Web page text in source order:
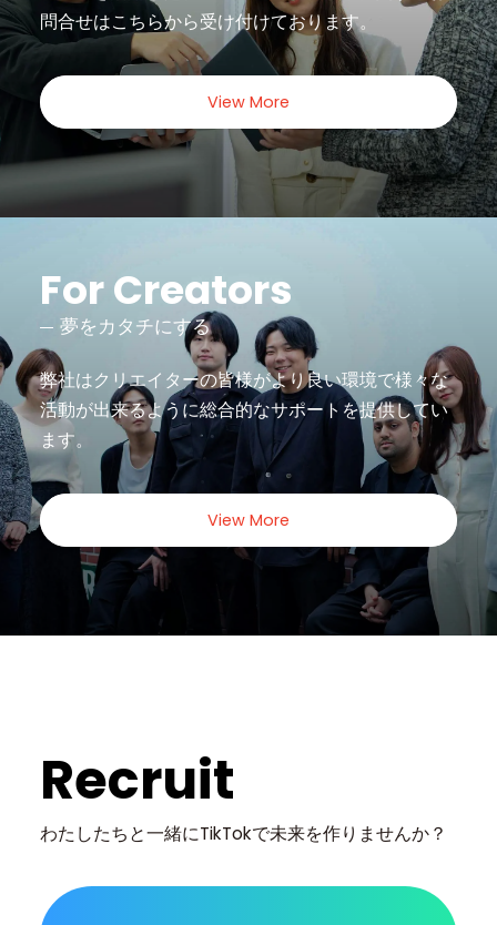
問合せはこちらから受け付けております。
View More
For Creators
夢をカタチにする
弊社はクリエイターの皆様がより良い環境で様々な
活動が出来るように総合的なサポートを提供してい
ます。
View More
Recruit
わたしたちと一緒にTikTokで未来を作りませんか？